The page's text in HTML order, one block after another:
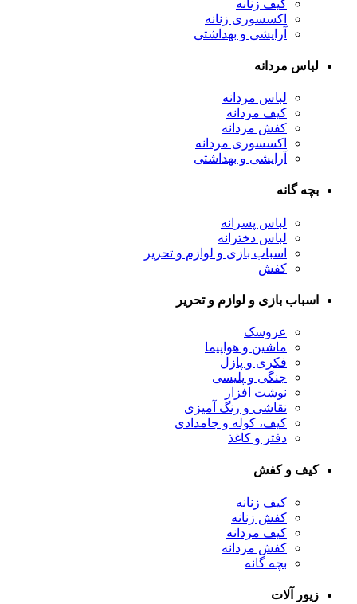
کیف زنانه
اکسسوری زنانه
آرایشی و بهداشتی
لباس مردانه
لباس مردانه
کیف مردانه
کفش مردانه
اکسسوری مردانه
آرایشی و بهداشتی
بچه گانه
لباس پسرانه
لباس دخترانه
اسباب بازی و لوازم و تحریر
کفش
اسباب بازی و لوازم و تحریر
عروسک
ماشین و هواپیما
فکری و پازل
جنگی و پلیسی
نوشت افزار
نقاشی و رنگ آمیزی
کیف، کوله و جامدادی
دفتر و کاغذ
کیف و کفش
کیف زنانه
کفش زنانه
کیف مردانه
کفش مردانه
بچه گانه
زیور آلات